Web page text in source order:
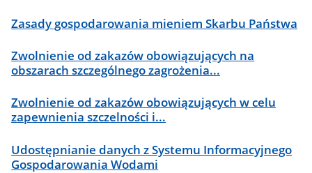
Zasady gospodarowania mieniem Skarbu Państwa
Zwolnienie od zakazów obowiązujących na
obszarach szczególnego zagrożenia...
Zwolnienie od zakazów obowiązujących w celu
zapewnienia szczelności i...
Udostępnianie danych z Systemu Informacyjnego
Gospodarowania Wodami